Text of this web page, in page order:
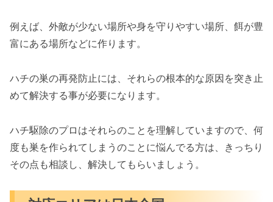
例えば、外敵が少ない場所や身を守りやすい場所、餌が豊
富にある場所などに作ります。
ハチの巣の再発防止には、それらの根本的な原因を突き止
めて解決する事が必要になります。
ハチ駆除のプロはそれらのことを理解していますので、何
度も巣を作られてしまうのことに悩んでる方は、きっちり
その点も相談し、解決してもらいましょう。